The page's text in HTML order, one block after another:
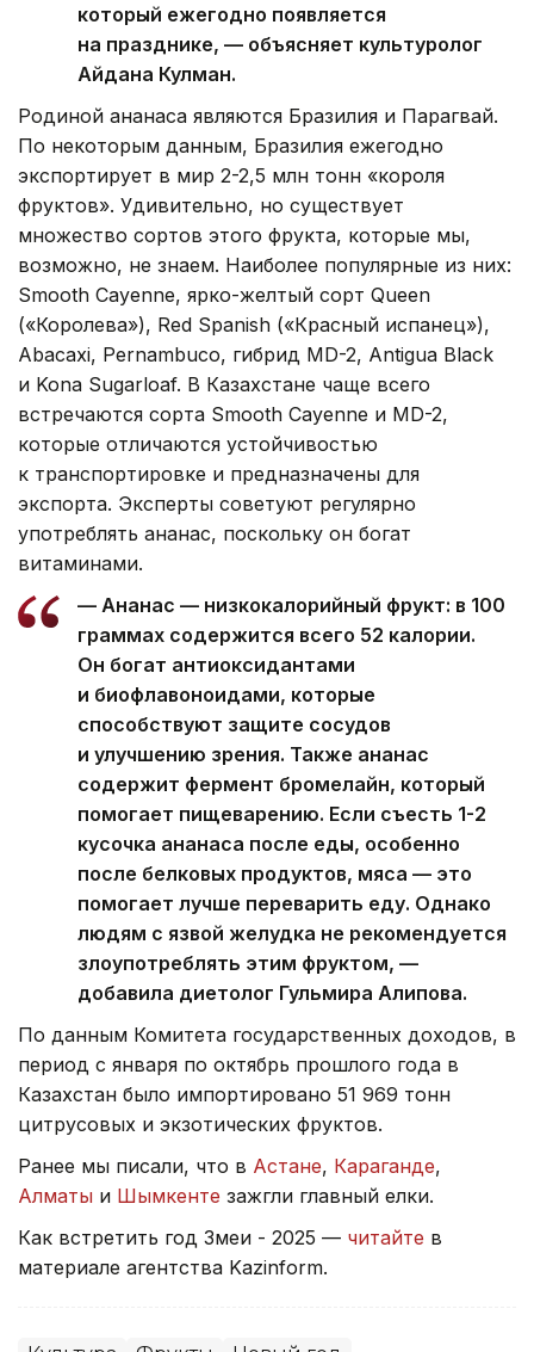
который ежегодно появляется
на празднике, — объясняет культуролог
Айдана Кулман.
Родиной ананаса являются Бразилия и Парагвай.
По некоторым данным, Бразилия ежегодно
экспортирует в мир 2-2,5 млн тонн «короля
фруктов». Удивительно, но существует
множество сортов этого фрукта, которые мы,
возможно, не знаем. Наиболее популярные из них:
Smooth Cayenne, ярко-желтый сорт Queen
(«Королева»), Red Spanish («Красный испанец»),
Abacaxi, Pernambuco, гибрид MD-2, Antigua Black
и Kona Sugarloaf. В Казахстане чаще всего
встречаются сорта Smooth Cayenne и MD-2,
которые отличаются устойчивостью
к транспортировке и предназначены для
экспорта. Эксперты советуют регулярно
употреблять ананас, поскольку он богат
витаминами.
— ⁠Ананас — низкокалорийный фрукт: в 100
граммах содержится всего 52 калории.
Он богат антиоксидантами
и биофлавоноидами, которые
способствуют защите сосудов
и улучшению зрения. Также ананас
содержит фермент бромелайн, который
помогает пищеварению. Если съесть 1-2
кусочка ананаса после еды, особенно
после белковых продуктов, мяса — это
помогает лучше переварить еду. Однако
людям с язвой желудка не рекомендуется
злоупотреблять этим фруктом, —
добавила диетолог Гульмира Алипова.
По данным Комитета государственных доходов, в
период с января по октябрь прошлого года в
Казахстан было импортировано 51 969 тонн
цитрусовых и экзотических фруктов.
Ранее мы писали, что в Астане, Караганде,
Алматы и Шымкенте зажгли главный елки.
Как встретить год Змеи - 2025 — читайте в
материале агентства Kazinform.